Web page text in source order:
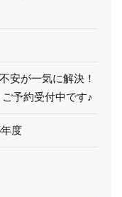
安が一気に解決！
予約受付中です♪
度